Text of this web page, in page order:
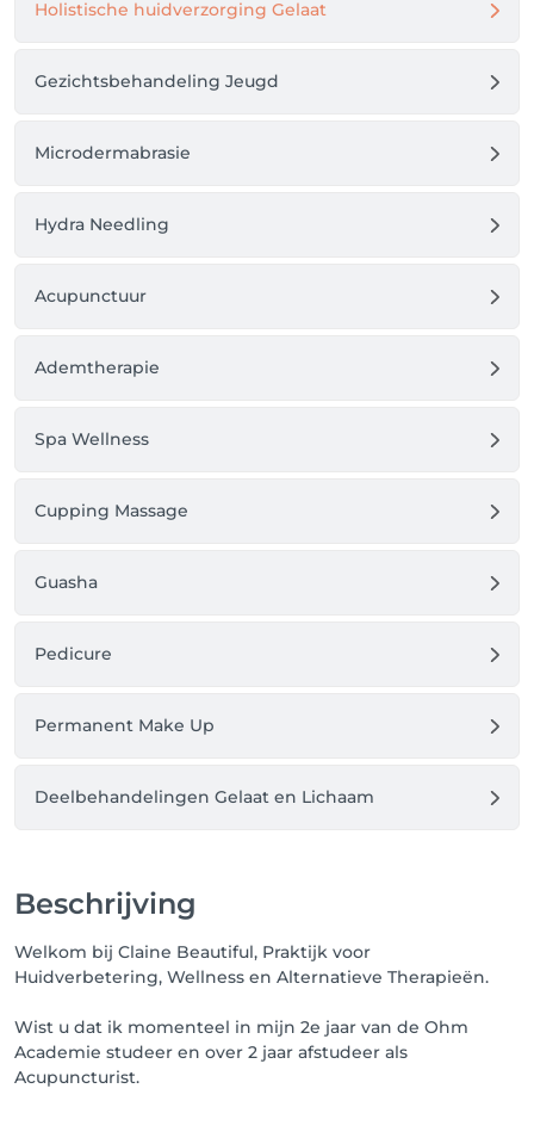
Holistische huidverzorging Gelaat
Gezichtsbehandeling Jeugd
Microdermabrasie
Hydra Needling
Acupunctuur
Ademtherapie
Spa Wellness
Cupping Massage
Guasha
Pedicure
Permanent Make Up
Deelbehandelingen Gelaat en Lichaam
Beschrijving
Welkom bij Claine Beautiful, Praktijk voor
Huidverbetering, Wellness en Alternatieve Therapieën.
Wist u dat ik momenteel in mijn 2e jaar van de Ohm
Academie studeer en over 2 jaar afstudeer als
Acupuncturist.